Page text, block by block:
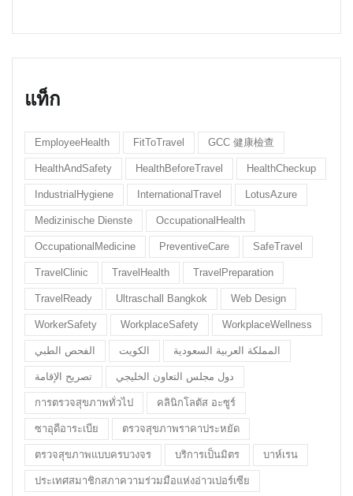
แท็ก
EmployeeHealth FitToTravel GCC 健康檢查
HealthAndSafety HealthBeforeTravel HealthCheckup
IndustrialHygiene InternationalTravel LotusAzure
Medizinische Dienste OccupationalHealth
OccupationalMedicine PreventiveCare SafeTravel
TravelClinic TravelHealth TravelPreparation
TravelReady Ultraschall Bangkok Web Design
WorkerSafety WorkplaceSafety WorkplaceWellness
الفحص الطبي الكويت المملكة العربية السعودية
تصريح الإقامة دول مجلس التعاون الخليجي
การตรวจสุขภาพทั่วไป คลินิกโลตัส อะซูร์
ซาอุดีอาระเบีย ตรวจสุขภาพราคาประหยัด
ตรวจสุขภาพแบบครบวงจร บริการเป็นมิตร บาห์เรน
ประเทศสมาชิกสภาความร่วมมือแห่งอ่าวเปอร์เซีย